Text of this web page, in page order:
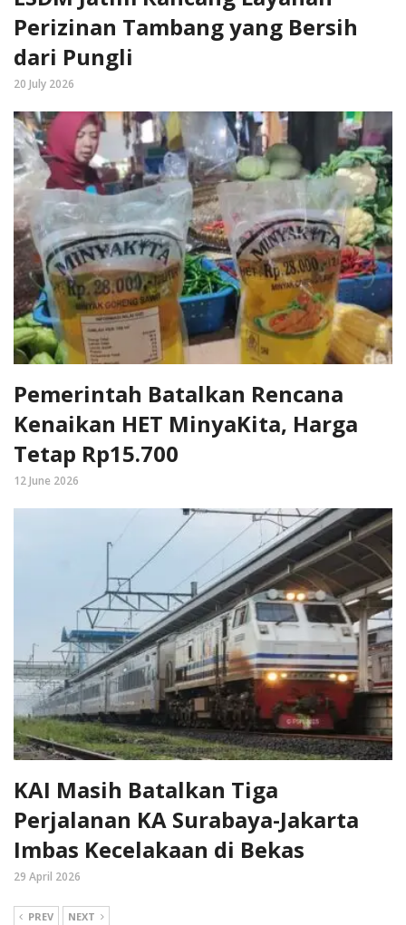
Perizinan Tambang yang Bersih
dari Pungli
20 July 2026
Pemerintah Batalkan Rencana
Kenaikan HET MinyaKita, Harga
Tetap Rp15.700
12 June 2026
KAI Masih Batalkan Tiga
Perjalanan KA Surabaya-Jakarta
Imbas Kecelakaan di Bekas
29 April 2026
PREV NEXT